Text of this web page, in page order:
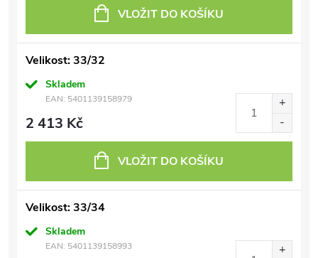
VLOŽIT DO KOŠÍKU
Velikost: 33/32
Skladem
EAN: 5401139158979
2 413 Kč
VLOŽIT DO KOŠÍKU
Velikost: 33/34
Skladem
EAN: 5401139158993